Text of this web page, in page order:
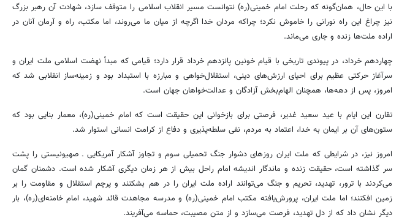
با این حال، همان‌گونه که رحلت امام خمینی(ره) نتوانست مسیر انقلاب اسلامی را متوقف سازد، شهادت آن رهبر بزرگ
نیز چراغ این راه نورانی را خاموش نکرد؛ چراکه مردان خدا اگرچه از میان ما می‌روند، اما مکتب، راه و آرمان آنان در
اراده ملت‌ها زنده و جاری می‌ماند.
چهاردهم خرداد، در پیوندی تاریخی با قیام خونین پانزدهم خرداد قرار دارد؛ قیامی که مبدأ نهضت اسلامی ملت ایران و
سرآغاز حرکتی عظیم برای احیای ارزش‌های دینی، استقلال‌خواهی و مبارزه با استبداد بود و زمینه‌ساز انقلابی شد که
امروز، پس از دهه‌ها، همچنان الهام‌بخش آزادگان و عدالت‌خواهان جهان است.
تقارن این ایام با عید سعید غدیر، فرصتی برای بازخوانی این حقیقت است که امام خمینی(ره)، معمار بنایی بود که
ستون‌های آن بر ایمان به خدا، اعتماد به مردم، نفی سلطه‌پذیری و دفاع از کرامت انسانی استوار شد.
امروز نیز، در شرایطی که ملت ایران روزهای دشوار جنگ تحمیلی سوم و تجاوز آشکار آمریکایی ـ صهیونیستی را پشت
سر گذاشته است، حقیقت زنده و ماندگار اندیشه امام راحل بیش از هر زمان دیگری آشکار شده است. دشمنان گمان
می‌کردند با ترور، تهدید، تحریم و جنگ می‌توانند اراده ملت ایران را در هم بشکنند و پرچم استقلال و مقاومت را بر
زمین افکنند؛ اما ملت ایران، پرورش‌یافته مکتب امام خمینی(ره) و مدرسه مجاهدت قائد شهید، امام خامنه‌ای(ره)، بار
دیگر نشان داد که از دل تهدید، فرصت می‌سازد و از متن مصیبت، حماسه می‌آفریند.